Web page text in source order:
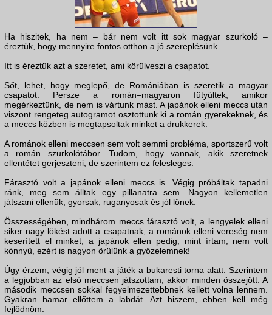
Ha hiszitek, ha nem – bár nem volt itt sok magyar szurkoló –
éreztük, hogy mennyire fontos otthon a jó szereplésünk.
Itt is éreztük azt a szeretet, ami körülveszi a csapatot.
Sőt, lehet, hogy meglepő, de Romániában is szeretik a magyar
csapatot. Persze a román–magyaron fütyültek, amikor
megérkeztünk, de nem is vártunk mást. A japánok elleni meccs után
viszont rengeteg autogramot osztottunk ki a román gyerekeknek, és
a meccs közben is megtapsoltak minket a drukkerek.
A románok elleni meccsen sem volt semmi probléma, sportszerű volt
a román szurkolótábor. Tudom, hogy vannak, akik szeretnek
ellentétet gerjeszteni, de szerintem ez felesleges.
Fárasztó volt a japánok elleni meccs is. Végig próbáltak tapadni
ránk, meg sem álltak egy pillanatra sem. Nagyon kellemetlen
játszani ellenük, gyorsak, ruganyosak és jól lőnek.
Összességében, mindhárom meccs fárasztó volt, a lengyelek elleni
siker nagy lökést adott a csapatnak, a románok elleni vereség nem
keserített el minket, a japánok ellen pedig, mint írtam, nem volt
könnyű, ezért is nagyon örülünk a győzelemnek!
Úgy érzem, végig jól ment a játék a bukaresti torna alatt. Szerintem
a legjobban az első meccsen játszottam, akkor minden összejött. A
második meccsen sokkal fegyelmezettebbnek kellett volna lennem.
Gyakran hamar ellőttem a labdát. Azt hiszem, ebben kell még
fejlődnöm.